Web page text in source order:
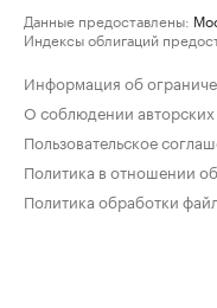
Данные предоставлены:
Индексы облигаций
Информация об
О соблюдении авторских
Пользовательское
Политика в отношении
Политика обработки